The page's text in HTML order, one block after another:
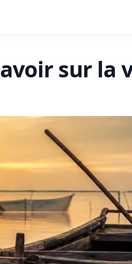
sur la